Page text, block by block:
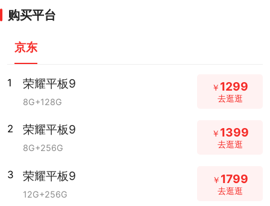
购买平台
京东
1 荣耀平板9
8G+128G
￥ 1299
去逛逛
2 荣耀平板9
8G+256G
￥ 1399
去逛逛
3 荣耀平板9
12G+256G
￥ 1799
去逛逛